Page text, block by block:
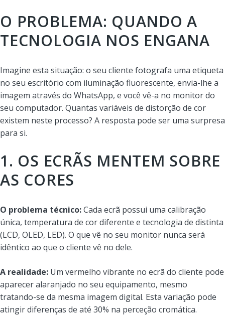
O PROBLEMA: QUANDO A
TECNOLOGIA NOS ENGANA
Imagine esta situação: o seu cliente fotografa uma etiqueta
no seu escritório com iluminação fluorescente, envia-lhe a
imagem através do WhatsApp, e você vê-a no monitor do
seu computador. Quantas variáveis de distorção de cor
existem neste processo? A resposta pode ser uma surpresa
para si.
1. OS ECRÃS MENTEM SOBRE
AS CORES
O problema técnico:Cada ecrã possui uma calibração
única, temperatura de cor diferente e tecnologia de distinta
(LCD, OLED, LED). O que vê no seu monitor nunca será
idêntico ao que o cliente vê no dele.
A realidade: Um vermelho vibrante no ecrã do cliente pode
aparecer alaranjado no seu equipamento, mesmo
tratando-se da mesma imagem digital. Esta variação pode
atingir diferenças de até 30% na perceção cromática.